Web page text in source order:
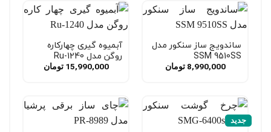
ساندویج ساز سنکور مدل
SSM 9510SS
8,990,000 تومان
آبمیوه گیری چهارکاره
روگن مدل Ru-1240
15,990,000 تومان
جدید